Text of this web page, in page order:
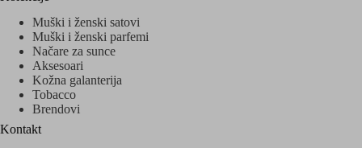
Muški i ženski satovi
Muški i ženski parfemi
Načare za sunce
Aksesoari
Kožna galanterija
Tobacco
Brendovi
Kontakt